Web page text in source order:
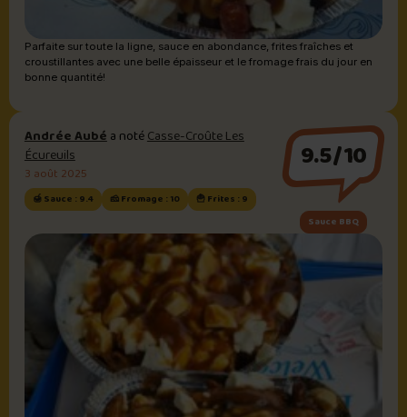
Parfaite sur toute la ligne, sauce en abondance, frites fraîches et
croustillantes avec une belle épaisseur et le fromage frais du jour en
bonne quantité!
Andrée Aubéa notéCasse-Croûte Les
Écureuils
3 août 2025
🍯 Sauce : 9.4 🧀 Fromage : 10 🍟 Frites : 9
9.5/10
Sauce BBQ